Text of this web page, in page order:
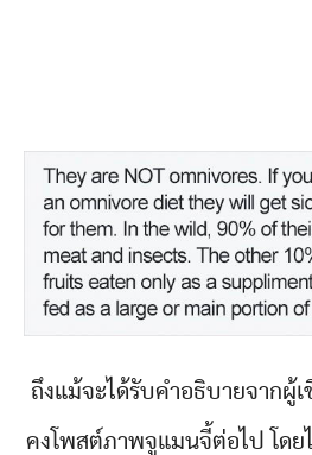
ถึงแม้จะได้รับคำอธิบายจากผู้
คงโพสต์ภาพจูแมนจี้ต่อไป โดย